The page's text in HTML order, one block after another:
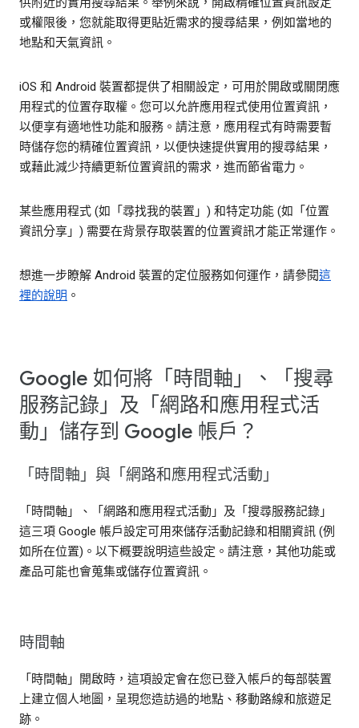
或權限後，您就能取得更貼近需求的搜尋結果，例如當地的
地點和天氣資訊。
iOS 和 Android 裝置都提供了相關設定，可用於開啟或關閉應
用程式的位置存取權。您可以允許應用程式使用位置資訊，
以便享有適地性功能和服務。請注意，應用程式有時需要暫
時儲存您的精確位置資訊，以便快速提供實用的搜尋結果，
或藉此減少持續更新位置資訊的需求，進而節省電力。
某些應用程式 (如「尋找我的裝置」) 和特定功能 (如「位置
資訊分享」) 需要在背景存取裝置的位置資訊才能正常運作。
想進一步瞭解 Android 裝置的定位服務如何運作，請參閱這
裡的說明 。
Google 如何將「時間軸」、「搜尋
服務記錄」及「網路和應用程式活
動」儲存到 Google 帳戶？
「時間軸」與「網路和應用程式活動」
「時間軸」、「網路和應用程式活動」及「搜尋服務記錄」
這三項 Google 帳戶設定可用來儲存活動記錄和相關資訊 (例
如所在位置)。以下概要說明這些設定。請注意，其他功能或
產品可能也會蒐集或儲存位置資訊。
時間軸
「時間軸」開啟時，這項設定會在您已登入帳戶的每部裝置
上建立個人地圖，呈現您造訪過的地點、移動路線和旅遊足
跡。